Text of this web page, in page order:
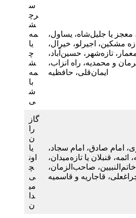
س
رچ
ش
مه
یا
چ
ش
مه‌
با
ش
ی
معجز یا جلیل‌شاه، یساول،
مشکین، اجیرلو، خیرال،
تازه‌شهر، حسین‌آباد،
و محمدیه، راه انزاب،
ایمان‌قلی، حافظیه
گاز
را
ن
یا
اون
چ
ی
می
دا
ن
امام صادق، امام سجاد،
ائمه، قنبلان یا تازه‌میدان،
خاتم‌النبیین، صاحب‌الزمان،
قاجاریه و قاسمیه